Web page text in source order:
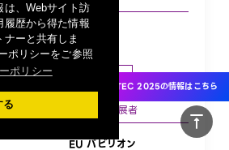
は、Webサイト訪
履歴から得た情報
ーと共有しま
ポリシーをご参照
ポリシー
る
s. r. o.
ブース番号
EU パビリオン
CEATEC 2025の情報はこちら
vertical_align_top